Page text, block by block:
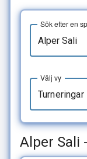
Sök efter en
Turneringar
Välj vy
Alper Sali